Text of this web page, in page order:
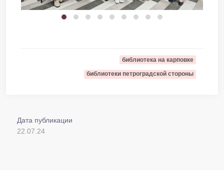
библиотека на карповке
библиотеки петроградской стороны
Дата публикации
22.07.24